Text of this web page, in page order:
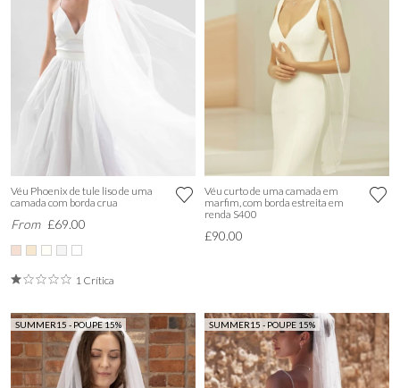
Véu Phoenix de tule liso de uma
camada com borda crua
From £69.00
1 Crítica
Véu curto de uma camada em
marfim, com borda estreita em
renda S400
£90.00
SUMMER15 - POUPE 15% SUMMER15 - POUPE 15%